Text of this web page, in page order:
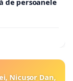
Nicușor Dan,